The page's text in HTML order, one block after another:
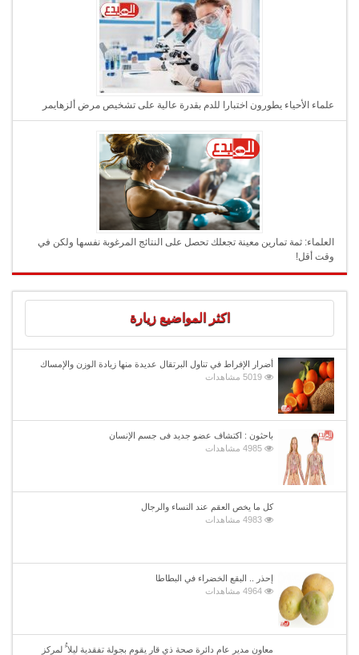
علماء الأحياء يطورون اختبارا للدم بقدرة عالية على تشخيص مرض ألزهايمر
العلماء: ثمة تمارين معينة تجعلك تحصل على النتائج المرغوبة نفسها ولكن في
وقت أقل!
اكثر المواضيع زيارة
أضرار الإفراط في تناول البرتقال عديدة منها زيادة الوزن والإمساك
5019 مشاهدات
باحثون : اكتشاف عضو جديد فى جسم الإنسان
4985 مشاهدات
كل ما يخص العقم عند النساء والرجال
4983 مشاهدات
إحذر .. البقع الخضراء في البطاطا
4964 مشاهدات
معاون مدير عام دائرة صحة ذي قار يقوم بجولة تفقدية ليلا ًُ لمركز